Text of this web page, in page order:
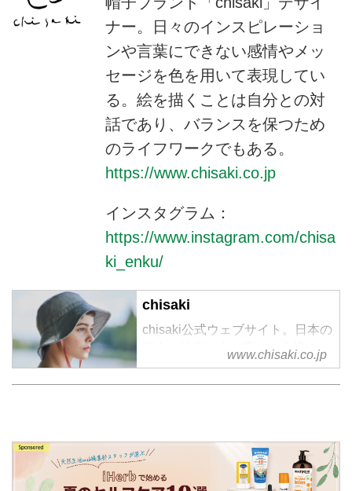
ナー。日々のインスピレーショ
ンや言葉にできない感情やメッ
セージを色を用いて表現してい
る。絵を描くことは自分との対
話であり、バランスを保つため
のライフワークでもある。
https://www.chisaki.co.jp
インスタグラム：
https://www.instagram.com/chisa
ki_enku/
chisaki
chisaki公式ウェブサイト。日本の
職人の技術、志の高さ、心遣いな
どに共感し、日本製に重きを置き
2016SSコレクションより、
www.chisaki.co.jp